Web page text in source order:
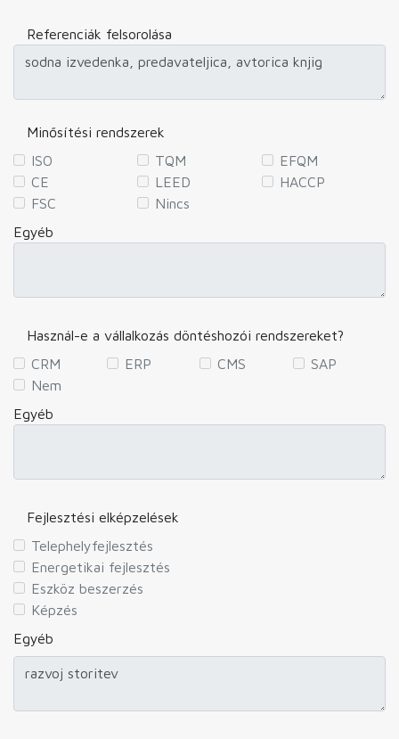
Referenciák felsorolása
Minősítési rendszerek
ISO
TQM
EFQM
CE
LEED
HACCP
FSC
Nincs
Egyéb
Használ-e a vállalkozás döntéshozói rendszereket?
CRM
ERP CMS
SAP
Nem
Egyéb
Fejlesztési elképzelések
Telephelyfejlesztés
Energetikai fejlesztés
Eszköz beszerzés
Képzés
Egyéb